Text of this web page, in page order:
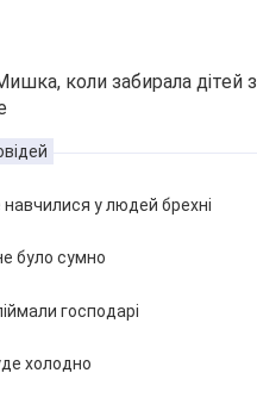
коли забирала дітей з
у людей брехні
було сумно
господарі
холодно